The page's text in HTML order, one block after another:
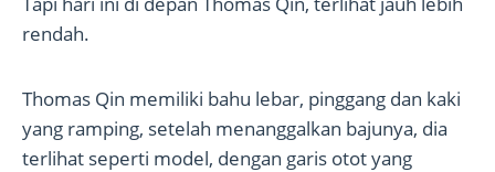
rendah.
Thomas Qin memiliki bahu lebar, pinggang dan kaki
yang ramping, setelah menanggalkan bajunya, dia
terlihat seperti model, dengan garis otot yang